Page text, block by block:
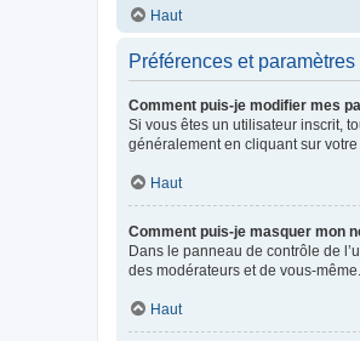
Haut
Préférences et
Comment puis-je modifier mes
Si vous êtes un utilisateur inscrit,
généralement en cliquant sur
Haut
Comment puis-je masquer mon
Dans le panneau de contrôle de
des modérateurs et de vous-
Haut